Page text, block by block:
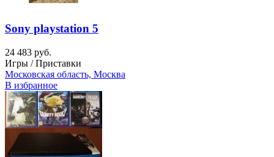
Sony playstation 5
24 483 руб.
Игры / Приставки
Московская область, Москва
В избранное